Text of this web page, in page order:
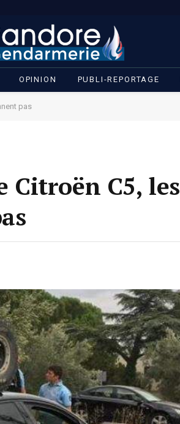
OPINION PUBLI-REPORTAGE
pas
Citroën C5, les